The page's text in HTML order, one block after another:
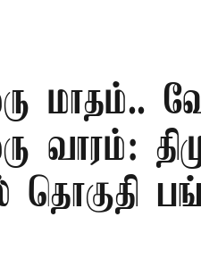
மாதம்..
வாரம்:
தொகுதி